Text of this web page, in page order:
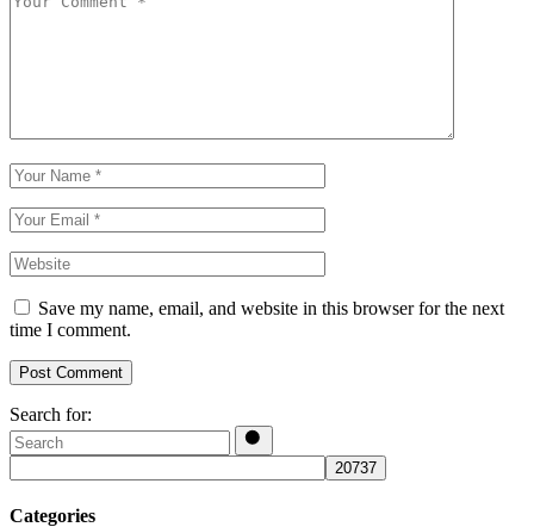
Save my name, email, and website in this browser for the next
time I comment.
Post Comment
Search for:
Categories